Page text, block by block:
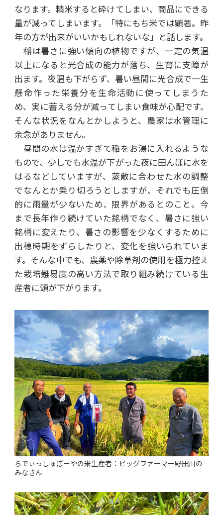
なります。精米すると砕けてしまい、商品にできる
量が減ってしまいます。「特にもち米では顕著。昨
年の方が出来がいいかもしれないな」と話します。
稲は暑さに強い傾向の植物ですが、一定の気温
以上になると光合成の能力が落ち、生育に支障が
出ます。夜温も下がらず、暑い昼間に光合成で一生
懸命作った栄養分を生命活動に使ってしまうた
め、実に蓄える分が減ってしまい食味が心配です。
そんな状況をなんとかしようと、農家は水管理に
余念がありません。
昼間の水は温かすぎて稲をお湯に入れるような
もので、少しでも水温が下がった夜に田んぼに水を
はるなどしていますが、蒸散に合わせた水の調整
でなんとか乗り切ろうとしますが、それでも圧倒
的に雨量が少ないため、限界があるとのこと。今
まで長年作り続けていた銘柄でなく、暑さに強い
銘柄に変えたり、暑さの影響を少なくするために
出穂時期をずらしたりと、変化を強いられていま
す。そんな中でも、農薬や除草剤の使用を極力控え
た栽培難易度の高い方法で取り組み続けている生
産者に頭が下がります。
らでぃっしゅぼーやの米生産者：ビッグファーマー野田川の
みなさん